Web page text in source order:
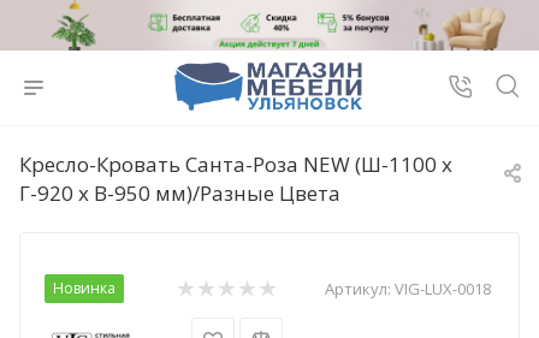
Кресло-Кровать Санта-Роза NEW (Ш-1100 х
Г-920 х В-950 мм)/Разные Цвета
Новинка Артикул: VIG-LUX-0018